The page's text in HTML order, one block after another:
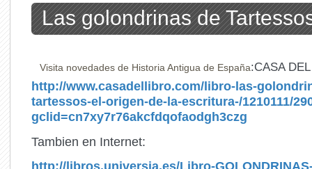
Las golondrinas de
Visita novedades de Historia Antigua de España:CASA
http://www.casadellibro.com/libro-las-
tartessos-el-origen-de-la-escritura-/1210111/
gclid=cn7xy7r76akcfdqofaodgh3czg
Tambien en Internet: